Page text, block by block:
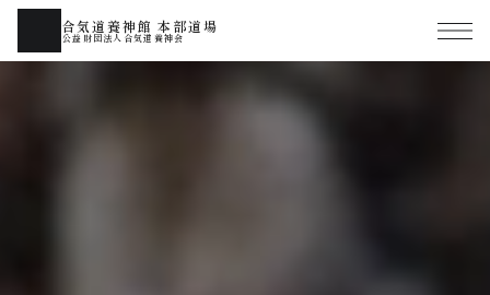
合気道養神館 本部道場
公益財団法人合気道養神会